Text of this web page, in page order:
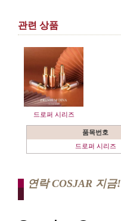
관련 상품
드로퍼 시리즈
품목번호
드로퍼 시리즈
연락 COSJAR 지금!